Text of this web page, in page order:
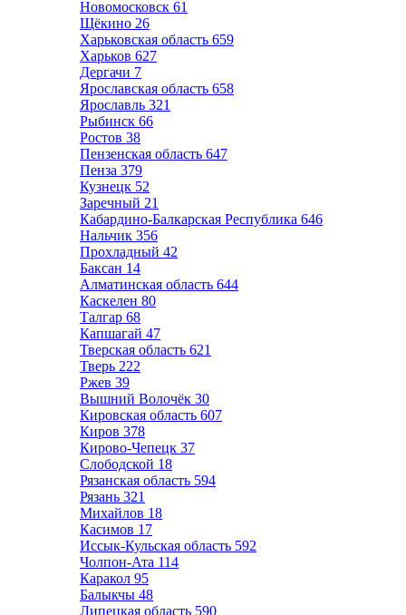
Новомосковск 61
Щёкино 26
Харьковская область 659
Харьков 627
Дергачи 7
Ярославская область 658
Ярославль 321
Рыбинск 66
Ростов 38
Пензенская область 647
Пенза 379
Кузнецк 52
Заречный 21
Кабардино-Балкарская Республика 646
Нальчик 356
Прохладный 42
Баксан 14
Алматинская область 644
Каскелен 80
Талгар 68
Капшагай 47
Тверская область 621
Тверь 222
Ржев 39
Вышний Волочёк 30
Кировская область 607
Киров 378
Кирово-Чепецк 37
Слободской 18
Рязанская область 594
Рязань 321
Михайлов 18
Касимов 17
Иссык-Кульская область 592
Чолпон-Ата 114
Каракол 95
Балыкчы 48
Липецкая область 590